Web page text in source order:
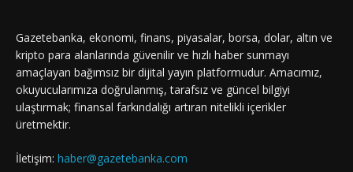
Gazetebanka, ekonomi, finans, piyasalar, borsa, dolar, altın ve
kripto para alanlarında güvenilir ve hızlı haber sunmayı
amaçlayan bağımsız bir dijital yayın platformudur. Amacımız,
okuyucularımıza doğrulanmış, tarafsız ve güncel bilgiyi
ulaştırmak; finansal farkındalığı artıran nitelikli içerikler
üretmektir.
İletişim: haber@gazetebanka.com